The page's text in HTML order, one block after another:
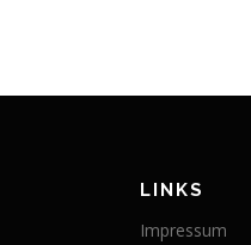
LINKS
Impressum